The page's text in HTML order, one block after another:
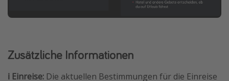
Zusätzliche Informationen
ℹ️ Einreise: Die aktuellen Bestimmungen für die Einreise